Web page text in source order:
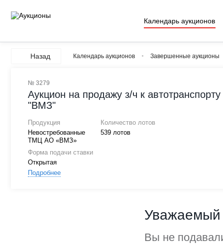
Календарь аукционов
Назад Календарь аукционов Завершенные аукционы
№ 3279
Аукцион на продажу з/ч к
"ВМЗ"
Продукция
Невостребованные
ТМЦ АО «ВМЗ»
Количество лотов
539 лотов
Форма подачи ставки
Открытая
Подробнее
Уважаемый
Вы не